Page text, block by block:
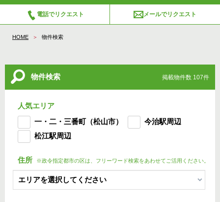
電話でリクエスト メールでリクエスト
HOME 物件検索
物件検索 掲載物件数 107件
人気エリア
一・二・三番町（松山市）
今治駅周辺
松江駅周辺
住所 ※政令指定都市の区は、フリーワード検索をあわせてご活用ください。